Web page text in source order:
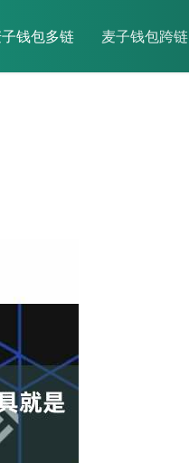
钱包多链 麦子钱包跨链